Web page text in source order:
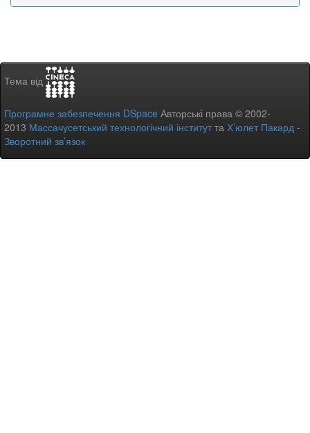
Тема від
Програмне забезпечення DSpace Авторські права © 2002-
2013 Массачусетський технологічний інститутта Х’юлет Пакард -
Зворотний зв’язок